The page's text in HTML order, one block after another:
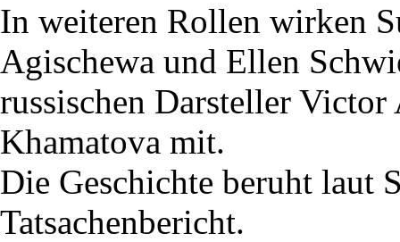
In weiteren Rollen wirken
Agischewa und Ellen
russischen Darsteller
Khamatova mit.
Die Geschichte beruht laut
Tatsachenbericht.